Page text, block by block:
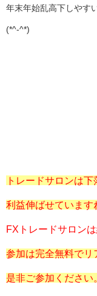
年末年始乱高下しやす
(*^-^*)
トレードサロンは
利益伸ばせています
FXトレードサロン
参加は完全無料でリ
是非ご参加ください